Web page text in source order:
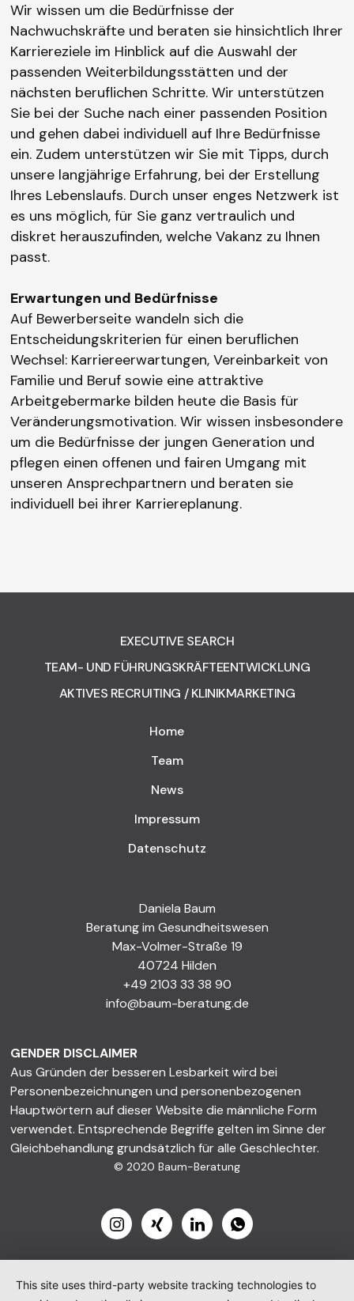
Wir wissen um die Bedürfnisse der
Nachwuchskräfte und beraten sie hinsichtlich Ihrer
Karriereziele im Hinblick auf die Auswahl der
passenden Weiterbildungsstätten und der
nächsten beruflichen Schritte. Wir unterstützen
Sie bei der Suche nach einer passenden Position
und gehen dabei individuell auf Ihre Bedürfnisse
ein. Zudem unterstützen wir Sie mit Tipps, durch
unsere langjährige Erfahrung, bei der Erstellung
Ihres Lebenslaufs. Durch unser enges Netzwerk ist
es uns möglich, für Sie ganz vertraulich und
diskret herauszufinden, welche Vakanz zu Ihnen
passt.
Erwartungen und Bedürfnisse
Auf Bewerberseite wandeln sich die
Entscheidungskriterien für einen beruflichen
Wechsel: Karriereerwartungen, Vereinbarkeit von
Familie und Beruf sowie eine attraktive
Arbeitgebermarke bilden heute die Basis für
Veränderungsmotivation. Wir wissen insbesondere
um die Bedürfnisse der jungen Generation und
pflegen einen offenen und fairen Umgang mit
unseren Ansprechpartnern und beraten sie
individuell bei ihrer Karriereplanung.
EXECUTIVE SEARCH
TEAM- UND FÜHRUNGSKRÄFTEENTWICKLUNG
AKTIVES RECRUITING / KLINIKMARKETING
Home
Team
News
Impressum
Datenschutz
Daniela Baum
Beratung im Gesundheitswesen
Max-Volmer-Straße 19
40724 Hilden
+49 2103 33 38 90
info@baum-beratung.de
GENDER DISCLAIMER
Aus Gründen der besseren Lesbarkeit wird bei
Personenbezeichnungen und personenbezogenen
Hauptwörtern auf dieser Website die männliche Form
verwendet. Entsprechende Begriffe gelten im Sinne der
Gleichbehandlung grundsätzlich für alle Geschlechter.
© 2020 Baum-Beratung
This site uses third-party website tracking technologies to